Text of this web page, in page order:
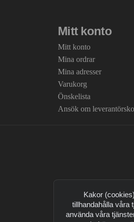
Mitt konto
Mitt konto
Mina ordrar
Mina adresser
Varukorg
Önskelista
Ansök om
Kakor
tillhandahålla våra
använda våra